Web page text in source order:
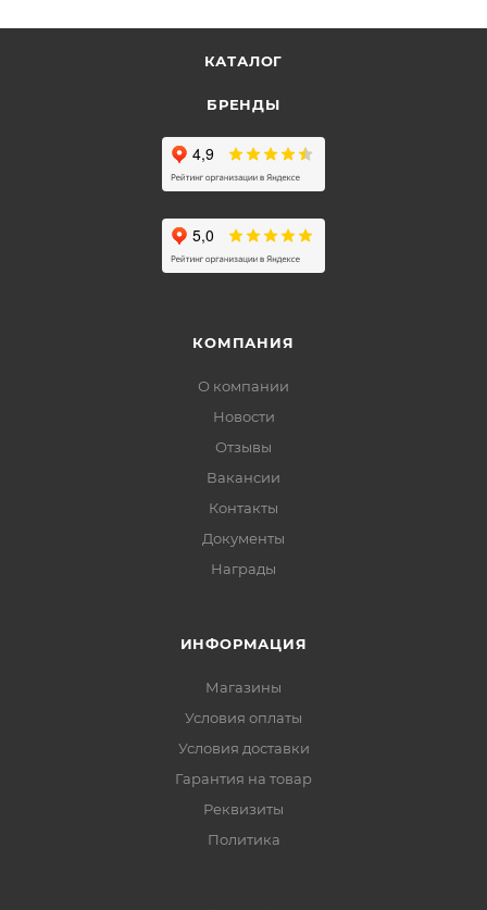
КАТАЛОГ
БРЕНДЫ
КОМПАНИЯ
О компании
Новости
Отзывы
Вакансии
Контакты
Документы
Награды
ИНФОРМАЦИЯ
Магазины
Условия оплаты
Условия доставки
Гарантия на товар
Реквизиты
Политика